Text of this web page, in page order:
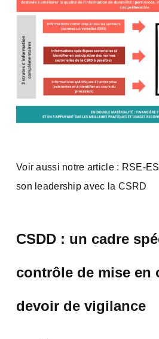
Voir aussi notre article : RSE-
son leadership avec la CSRD
CSDD : un cadre
contrôle de mise en
devoir de vigilance